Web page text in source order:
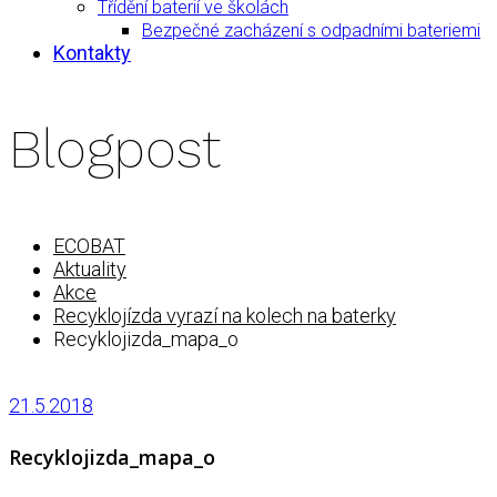
Třídění baterií ve školách
Bezpečné zacházení s odpadními bateriemi
Kontakty
Blogpost
ECOBAT
Aktuality
Akce
Recyklojízda vyrazí na kolech na baterky
Recyklojizda_mapa_o
21.5.2018
Recyklojizda_mapa_o